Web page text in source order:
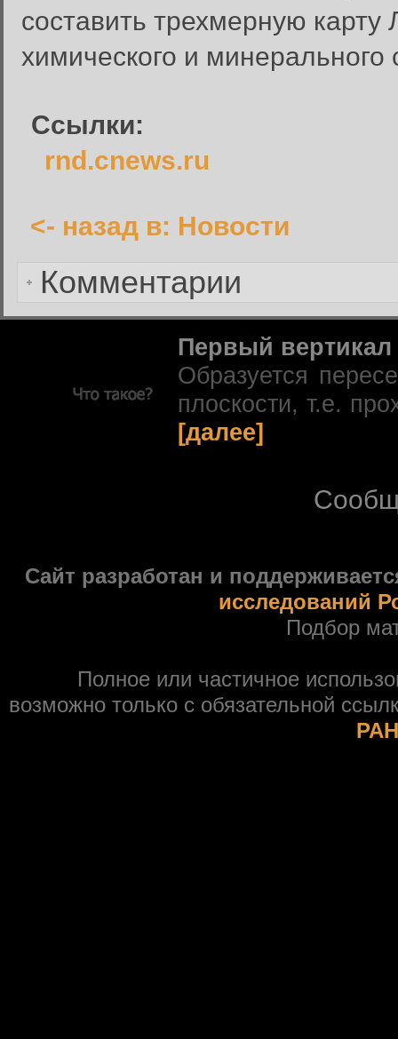
составить трехмерную
химического и минерального
Ссылки:
rnd.cnews.ru
<- назад в: Новости
Комментарии
Введите свое имя
Инструкция по сбросу
Сбросить пароль
Вернуться к форме входа в
Первый вертикал
Образуется
плоскости, т.е.
[далее]
Сайт разработан и
исследований
Подбор
Полное или частичное
возможно только с обязательной